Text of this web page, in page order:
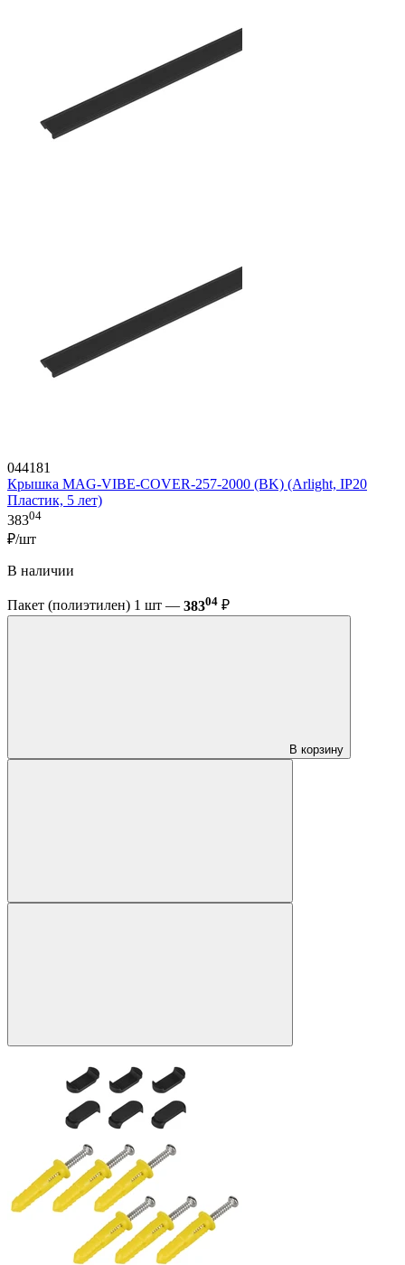
044181
Крышка MAG-VIBE-COVER-257-2000 (BK) (Arlight, IP20
Пластик, 5 лет)
38304
₽/шт
В наличии
Пакет (полиэтилен) 1 шт — 38304 ₽
В корзину